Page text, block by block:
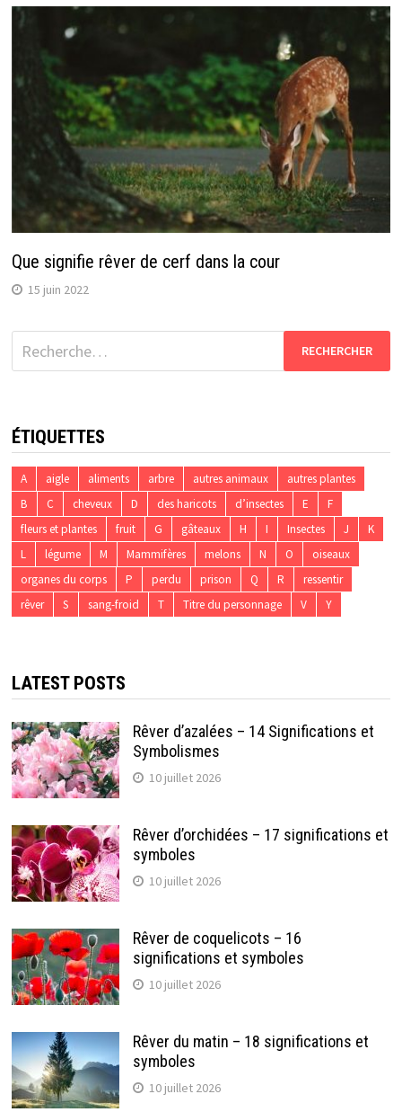
Que signifie rêver de cerf dans la cour
15 juin 2022
Rechercher :
ÉTIQUETTES
A aigle aliments arbre autres animaux
autres plantes
B
C cheveux D des haricots d’insectes E
F
fleurs et plantes
fruit G gâteaux H I Insectes J
K
L
légume M Mammifères melons N O
oiseaux
organes du corps
P perdu prison Q R
ressentir
rêver
S sang-froid T Titre du personnage V Y
LATEST POSTS
Rêver d’azalées – 14 Significations et
Symbolismes
10 juillet 2026
Rêver d’orchidées – 17 significations et
symboles
10 juillet 2026
Rêver de coquelicots – 16
significations et symboles
10 juillet 2026
Rêver du matin – 18 significations et
symboles
10 juillet 2026